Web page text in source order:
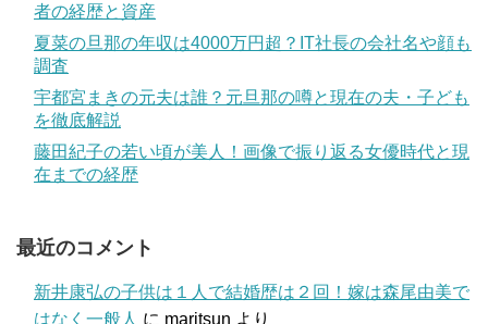
者の経歴と資産
夏菜の旦那の年収は4000万円超？IT社長の会社名や顔も
調査
宇都宮まきの元夫は誰？元旦那の噂と現在の夫・子ども
を徹底解説
藤田紀子の若い頃が美人！画像で振り返る女優時代と現
在までの経歴
最近のコメント
新井康弘の子供は１人で結婚歴は２回！嫁は森尾由美で
はなく一般人 に maritsun より